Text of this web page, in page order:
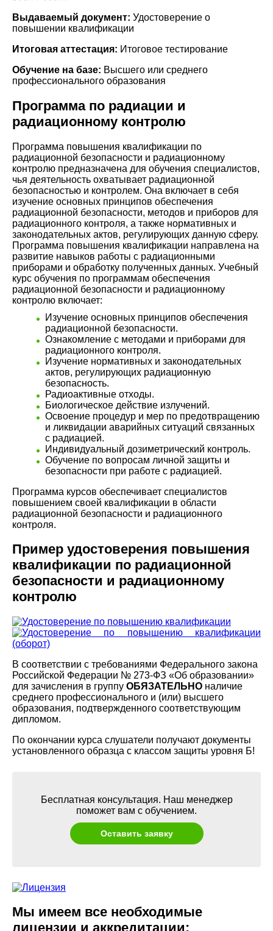
Выдаваемый документ: Удостоверение о
повышении квалификации
Итоговая аттестация: Итоговое тестирование
Обучение на базе: Высшего или среднего
профессионального образования
Программа по радиации и
радиационному контролю
Программа повышения квалификации по
радиационной безопасности и радиационному
контролю предназначена для обучения специалистов,
чья деятельность охватывает радиационной
безопасностью и контролем. Она включает в себя
изучение основных принципов обеспечения
радиационной безопасности, методов и приборов для
радиационного контроля, а также нормативных и
законодательных актов, регулирующих данную сферу.
Программа повышения квалификации направлена на
развитие навыков работы с радиационными
приборами и обработку полученных данных. Учебный
курс обучения по программам обеспечения
радиационной безопасности и радиационному
контролю включает:
Изучение основных принципов обеспечения
радиационной безопасности.
Ознакомление с методами и приборами для
радиационного контроля.
Изучение нормативных и законодательных
актов, регулирующих радиационную
безопасность.
Радиоактивные отходы.
Биологическое действие излучений.
Освоение процедур и мер по предотвращению
и ликвидации аварийных ситуаций связанных
с радиацией.
Индивидуальный дозиметрический контроль.
Обучение по вопросам личной защиты и
безопасности при работе с радиацией.
Программа курсов обеспечивает специалистов
повышением своей квалификации в области
радиационной безопасности и радиационного
контроля.
Пример удостоверения повышения
квалификации по радиационной
безопасности и радиационному
контролю
В соответствии с требованиями Федерального закона
Российской Федерации № 273-ФЗ «Об образовании»
для зачисления в группу ОБЯЗАТЕЛЬНО наличие
среднего профессионального и (или) высшего
образования, подтвержденного соответствующим
дипломом.
По окончании курса слушатели получают документы
установленного образца с классом защиты уровня Б!
Бесплатная консультация. Наш менеджер
поможет вам с обучением.
Оставить заявку
Мы имеем все необходимые
лицензии и аккредитации: